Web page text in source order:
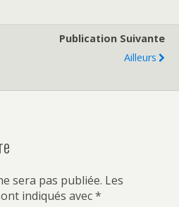
Publication Suivante
Ailleurs
sera pas publiée. Les
indiqués avec*